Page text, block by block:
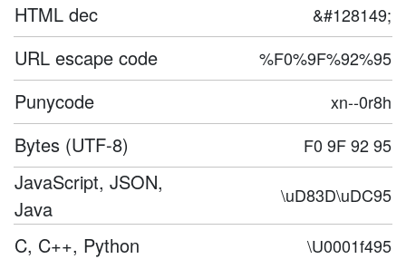
HTML dec &#128149;
URL escape code %F0%9F%92%95
Punycode xn--0r8h
Bytes (UTF-8) F0 9F 92 95
JavaScript, JSON,
Java
\uD83D\uDC95
C, C++, Python \U0001f495